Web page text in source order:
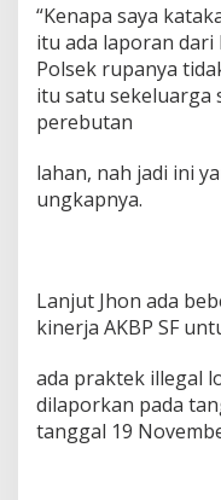
“Kenapa saya
itu ada laporan
Polsek rupanya
itu satu sekeluarga
perebutan
lahan, nah jadi ini
ungkapnya.
Lanjut Jhon ada
kinerja AKBP SF
ada praktek illegal
dilaporkan pada
tanggal 19